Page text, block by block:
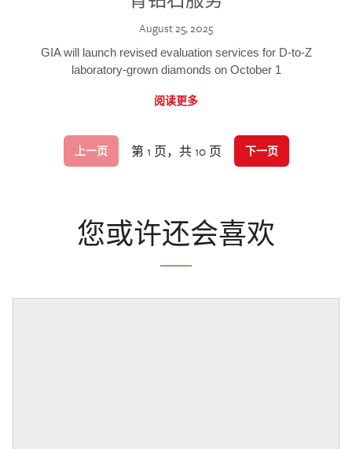
August 25, 2025
GIA will launch revised evaluation services for D-to-Z
laboratory-grown diamonds on October 1
阅读更多
上一页 第 1 页，共 10 页 下一页
您或许还会喜欢